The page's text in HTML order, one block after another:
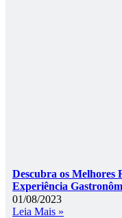
Descubra os Melhores
Experiência
01/08/2023
Leia Mais »